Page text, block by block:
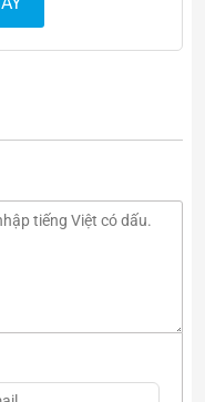
với người làm
việc, kinh doanh.
hình cầu
gian luôn được